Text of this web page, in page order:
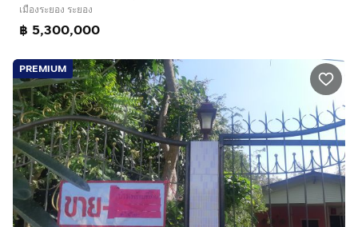
เมืองระยอง ระยอง
฿ 5,300,000
PREMIUM